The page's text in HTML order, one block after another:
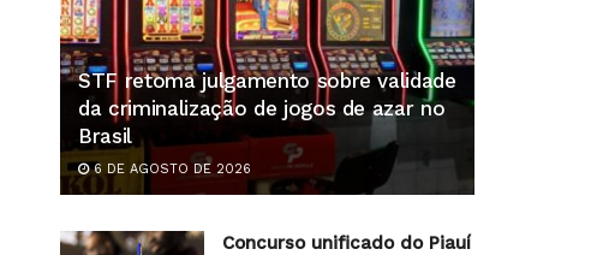
STF retoma julgamento sobre validade
da criminalização de jogos de azar no
Brasil
6 DE AGOSTO DE 2026
Concurso unificado do Piauí